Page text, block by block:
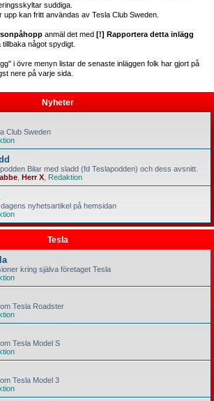
suddiga.
upp kan fritt användas av Tesla Club Sweden.
anmäl det med [!] Rapportera detta inlägg
något spydigt.
i övre menyn listar de senaste inläggen folk har gjort på
nere på varje sida.
Nyheter
Club Sweden
Bilar med sladd (fd Teslapodden) och dess avsnitt.
Herr X Redaktion
nyhetsartikel på hemsidan
Tesla
kring själva företaget Tesla
Tesla Roadster
Tesla Model S
Tesla Model 3